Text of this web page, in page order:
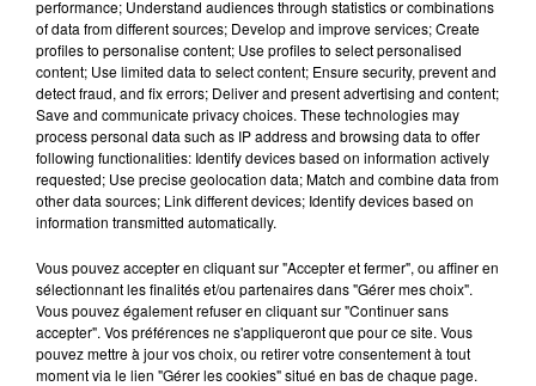
LE MAGASIN JOUÉCLUB DE REIMS FERME
SES PORTES
C'était l'une des institutions du centre-ville
fermer ses portes.
TITRES DIFFUSÉS
18h24
18h24 18h21
18h21
performance; Understand audiences through statistics or combinations
of data from different sources; Develop and improve services; Create
profiles to personalise content; Use profiles to select personalised
content; Use limited data to select content; Ensure security, prevent and
detect fraud, and fix errors; Deliver and present advertising and content;
Save and communicate privacy choices. These technologies may
process personal data such as IP address and browsing data to offer
following functionalities: Identify devices based on information actively
requested; Use precise geolocation data; Match and combine data from
other data sources; Link different devices; Identify devices based on
information transmitted automatically.
Vous pouvez accepter en cliquant sur "Accepter et fermer", ou affiner en
sélectionnant les finalités et/ou partenaires dans "Gérer mes choix".
Vous pouvez également refuser en cliquant sur "Continuer sans
accepter". Vos préférences ne s'appliqueront que pour ce site. Vous
pouvez mettre à jour vos choix, ou retirer votre consentement à tout
moment via le lien "Gérer les cookies" situé en bas de chaque page.